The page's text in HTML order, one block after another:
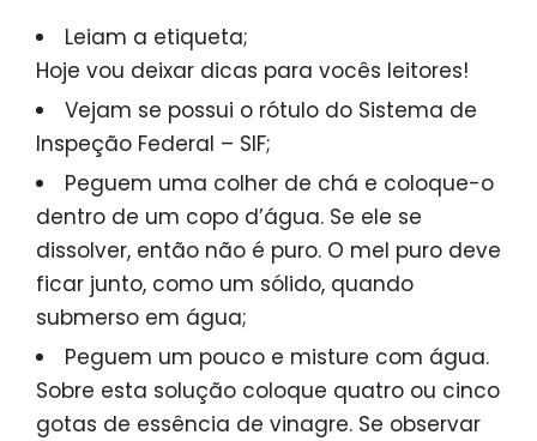
Leiam a etiqueta;
Hoje vou deixar dicas para vocês leitores!
Vejam se possui o rótulo do Sistema de
Inspeção Federal – SIF;
Peguem uma colher de chá e coloque-o
dentro de um copo d’água. Se ele se
dissolver, então não é puro. O mel puro deve
ficar junto, como um sólido, quando
submerso em água;
Peguem um pouco e misture com água.
Sobre esta solução coloque quatro ou cinco
gotas de essência de vinagre. Se observar